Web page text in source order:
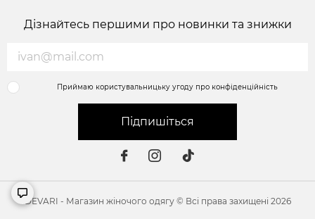
Дізнайтесь першими про новинки та знижки
Приймаю користувальницьку угоду про конфіденційність
Підпишіться
DEVARI - Магазин жіночого одягу © Всі права захищені 2026